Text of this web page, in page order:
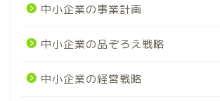
中小企業の事業計画
中小企業の品ぞろえ戦略
中小企業の経営戦略